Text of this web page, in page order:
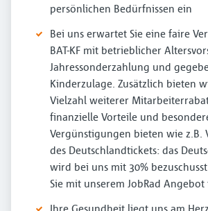
persönlichen Bedürfnissen ein
Bei uns erwartet Sie eine faire
BAT-KF mit betrieblicher
Jahressonderzahlung und
Kinderzulage. Zusätzlich bieten
Vielzahl weiterer
finanzielle Vorteile und
Vergünstigungen bieten wie z.B.
des Deutschlandtickets: das
wird bei uns mit 30%
Sie mit unserem JobRad